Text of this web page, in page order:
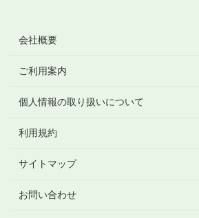
会社概要
ご利用案内
個人情報の取り扱いについて
利用規約
サイトマップ
お問い合わせ